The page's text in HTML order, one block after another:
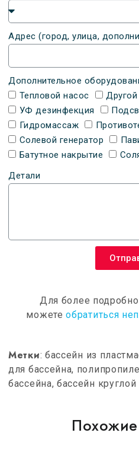
Адрес (город, улица,
Дополнительное
Тепловой насос
Другой
УФ дезинфекция
Гидромассаж
Солевой генератор
Батутное накрытие
Детали
Для более
можетеобратиться
Метки: бассейн из
для бассейна,
бассейна, бассейн